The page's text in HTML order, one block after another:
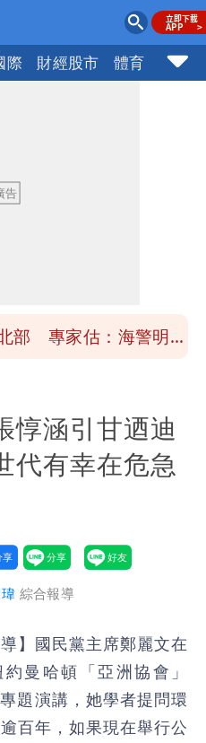
際 財經股市 體育 壹蘋
捐500萬獎學金延續愛
鄭明典示警「恐遇黑潮
盒
部 專家估：海警明發
500萬獎學金延續愛
鄭明典示警「恐遇黑潮
警訊：不利強度維持
惇涵引甘迺迪
代有幸在危急
綜合報導
】國民黨主席鄭麗文在
曼哈頓「亞洲協會」
題演講，她學者提問環
百年，如果現在舉行公